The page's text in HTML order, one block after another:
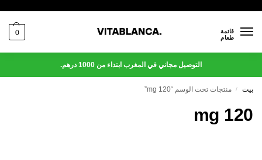
قائمة
طعام
0
التوصيل مجاني في المغرب ابتداء من 1000 درهم.
بيت / منتجات تحت الوسم “120 mg”
120 mg